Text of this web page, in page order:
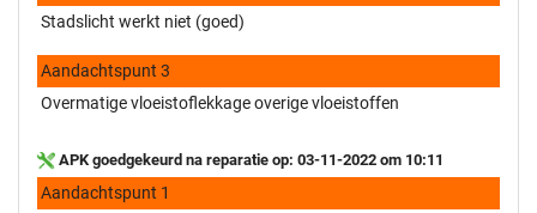
Stadslicht werkt niet (goed)
Aandachtspunt 3
Overmatige vloeistoflekkage overige vloeistoffen
APK goedgekeurd na reparatie op: 03-11-2022 om 10:11
Aandachtspunt 1